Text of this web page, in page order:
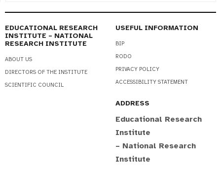
EDUCATIONAL RESEARCH
INSTITUTE – NATIONAL
RESEARCH INSTITUTE
ABOUT US
DIRECTORS OF THE INSTITUTE
SCIENTIFIC COUNCIL
USEFUL INFORMATION
BIP
RODO
PRIVACY POLICY
ACCESSIBILITY STATEMENT
ADDRESS
Educational Research
Institute
– National Research
Institute